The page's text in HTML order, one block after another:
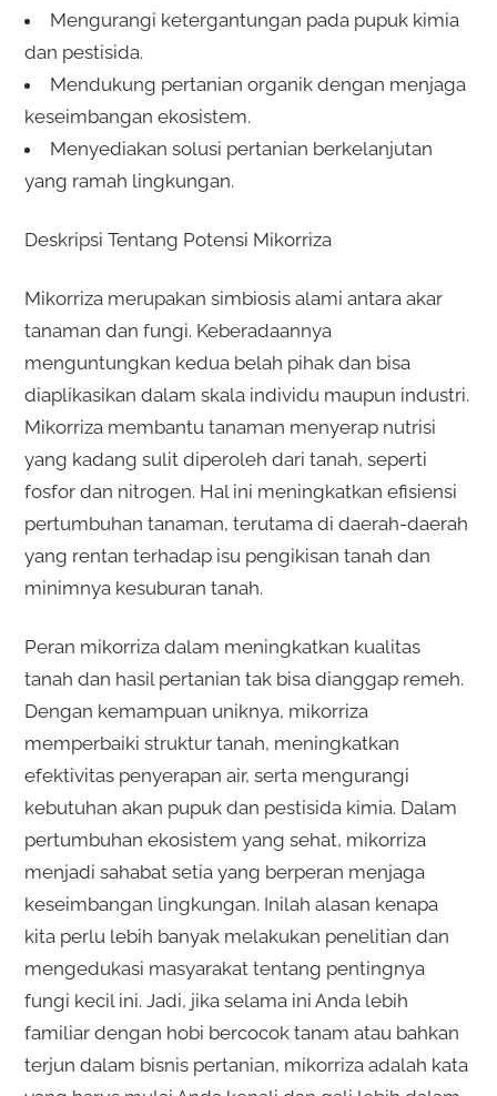
Mengurangi ketergantungan pada pupuk kimia
dan pestisida.
Mendukung pertanian organik dengan menjaga
keseimbangan ekosistem.
Menyediakan solusi pertanian berkelanjutan
yang ramah lingkungan.
Deskripsi Tentang Potensi Mikorriza
Mikorriza merupakan simbiosis alami antara akar
tanaman dan fungi. Keberadaannya
menguntungkan kedua belah pihak dan bisa
diaplikasikan dalam skala individu maupun industri.
Mikorriza membantu tanaman menyerap nutrisi
yang kadang sulit diperoleh dari tanah, seperti
fosfor dan nitrogen. Hal ini meningkatkan efisiensi
pertumbuhan tanaman, terutama di daerah-daerah
yang rentan terhadap isu pengikisan tanah dan
minimnya kesuburan tanah.
Peran mikorriza dalam meningkatkan kualitas
tanah dan hasil pertanian tak bisa dianggap remeh.
Dengan kemampuan uniknya, mikorriza
memperbaiki struktur tanah, meningkatkan
efektivitas penyerapan air, serta mengurangi
kebutuhan akan pupuk dan pestisida kimia. Dalam
pertumbuhan ekosistem yang sehat, mikorriza
menjadi sahabat setia yang berperan menjaga
keseimbangan lingkungan. Inilah alasan kenapa
kita perlu lebih banyak melakukan penelitian dan
mengedukasi masyarakat tentang pentingnya
fungi kecil ini. Jadi, jika selama ini Anda lebih
familiar dengan hobi bercocok tanam atau bahkan
terjun dalam bisnis pertanian, mikorriza adalah kata